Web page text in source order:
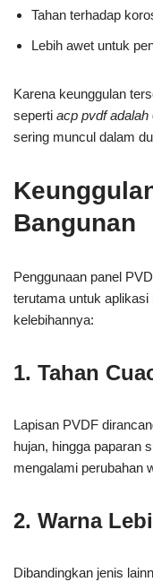
Tahan terhadap
Lebih awet untuk
Karena keunggulan
seperti acp pvdf adalah
sering muncul dalam
Bangunan
Penggunaan panel
terutama untuk
kelebihannya:
1. Tahan
Lapisan PVDF
hujan, hingga paparan
mengalami perubahan
2. Warna
Dibandingkan jenis